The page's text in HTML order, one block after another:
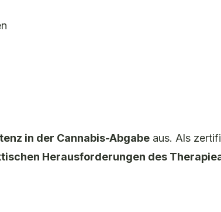
in der Cannabis-Abgabe aus. Als
Herausforderungen des